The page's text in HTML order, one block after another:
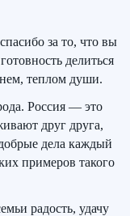
за то, что вы
делиться
теплом души.
Россия — это
друг друга,
дела каждый
примеров такого
радость, удачу